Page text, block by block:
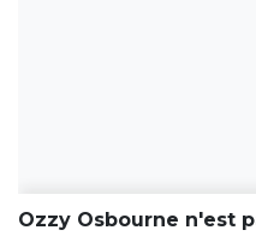
Ozzy Osbourne n'est